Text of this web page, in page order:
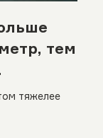
тем
тяжелее